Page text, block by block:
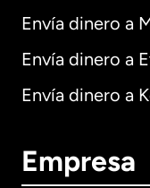
Envía dinero a
Envía dinero a
Envía dinero a
Empresa